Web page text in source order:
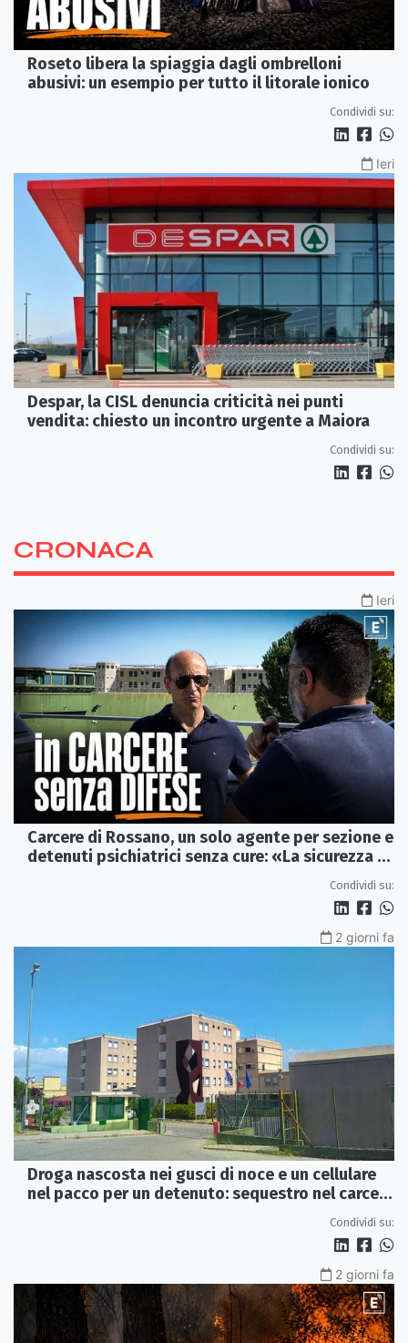
Roseto libera la spiaggia dagli ombrelloni
abusivi: un esempio per tutto il litorale ionico
Condividi su:
Ieri
Despar, la CISL denuncia criticità nei punti
vendita: chiesto un incontro urgente a Maiora
Condividi su:
CRONACA
Ieri
Carcere di Rossano, un solo agente per sezione e
detenuti psichiatrici senza cure: «La sicurezza è
Condividi su:
2 giorni fa
Droga nascosta nei gusci di noce e un cellulare
nel pacco per un detenuto: sequestro nel carcere
Condividi su:
2 giorni fa